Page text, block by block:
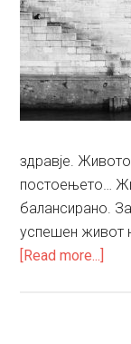
здравје.
постоењето…
балансирано.
успешен живот
[Read more...]